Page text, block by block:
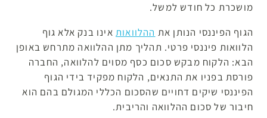
מושכרת כל חודש למשל.
הגוף הפיננסי הנותן את ההלוואות אינו בנק אלא גוף
הלוואות פיננסי פרטי. תהליך מתן ההלוואה מתרחש באופן
הבא: הלקוח מבקש סכום כסף מסוים להלוואה, החברה
פורסת בפניו את התנאים, הלקוח מפקיד בידי הגוף
הפיננסי שיקים דחויים שהסכום הכללי המגולם בהם הוא
חיבור של סכום ההלוואה והריבית.